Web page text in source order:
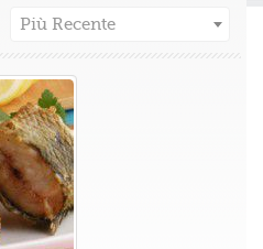
Più Recente